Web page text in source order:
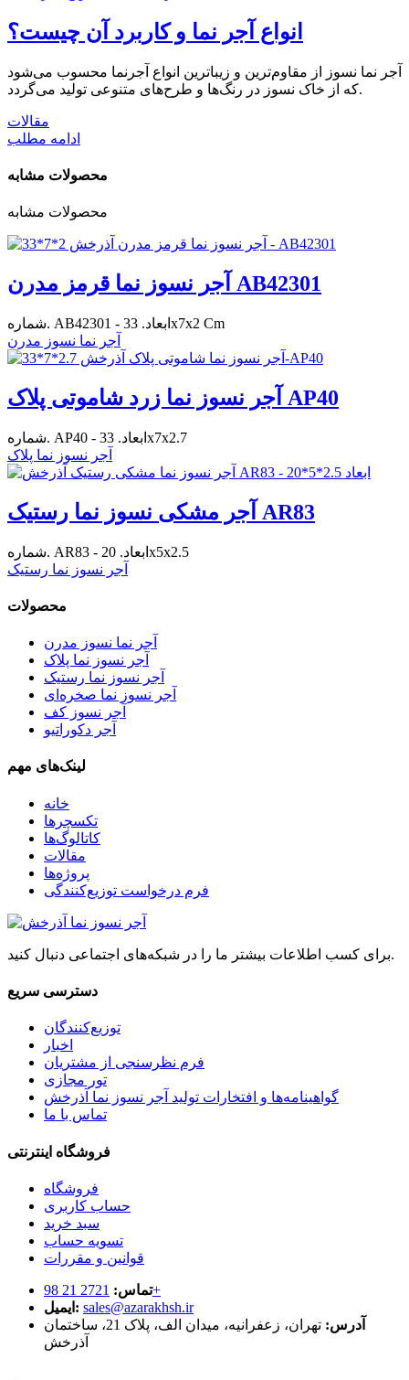
انواع آجر نما و کاربرد آن چیست؟
آجر نما نسوز از مقاوم‌ترین و زیباترین انواع آجرنما محسوب می‌شود
که از خاک نسوز در رنگ‌ها و طرح‌های متنوعی تولید می‌گردد.
مقالات
ادامه مطلب
محصولات مشابه
محصولات مشابه
آجر نسوز نما قرمز مدرن AB42301
شماره. AB42301 - ابعاد. 33x7x2 Cm
آجر نما نسوز مدرن
آجر نسوز نما زرد شاموتی پلاک AP40
شماره. AP40 - ابعاد. 33x7x2.7
آجر نسوز نما پلاک
آجر مشکی نسوز نما رستیک AR83
شماره. AR83 - ابعاد. 20x5x2.5
آجر نسوز نما رستیک
محصولات
آجر نما نسوز مدرن
آجر نسوز نما پلاک
آجر نسوز نما رستیک
آجر نسوز نما صخره‌ای
آجر نسوز کف
آجر دکوراتیو
لینک‌های مهم
خانه
تکسچرها
کاتالوگ‌ها
مقالات
پروژه‌ها
فرم درخواست توزیع‌کنندگی
برای کسب اطلاعات بیشتر ما را در شبکه‌های اجتماعی دنبال کنید.
دسترسی سریع
توزیع‌کنندگان
اخبار
فرم نظرسنجی از مشتریان
تور مجازی
گواهینامه‌ها و افتخارات تولید آجر نسوز نما آذرخش
تماس با ما
فروشگاه اینترنتی
فروشگاه
حساب کاربری
سبد خرید
تسویه حساب
قوانین و مقررات
تماس:2721 21 98+
ایمیل: sales@azarakhsh.ir
آدرس:
تهران، زعفرانیه، میدان الف، پلاک 21، ساختمان
آذرخش